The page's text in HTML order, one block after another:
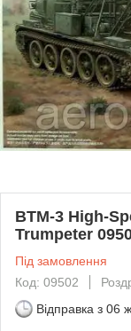
BTM-3 High-
Trumpeter
Під замовлення
Код: 09502
Відправка з 06